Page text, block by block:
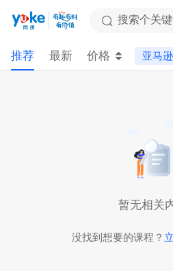
搜索个关
推荐 最新 价格 亚马逊
暂无相关
没找到想要的课程？